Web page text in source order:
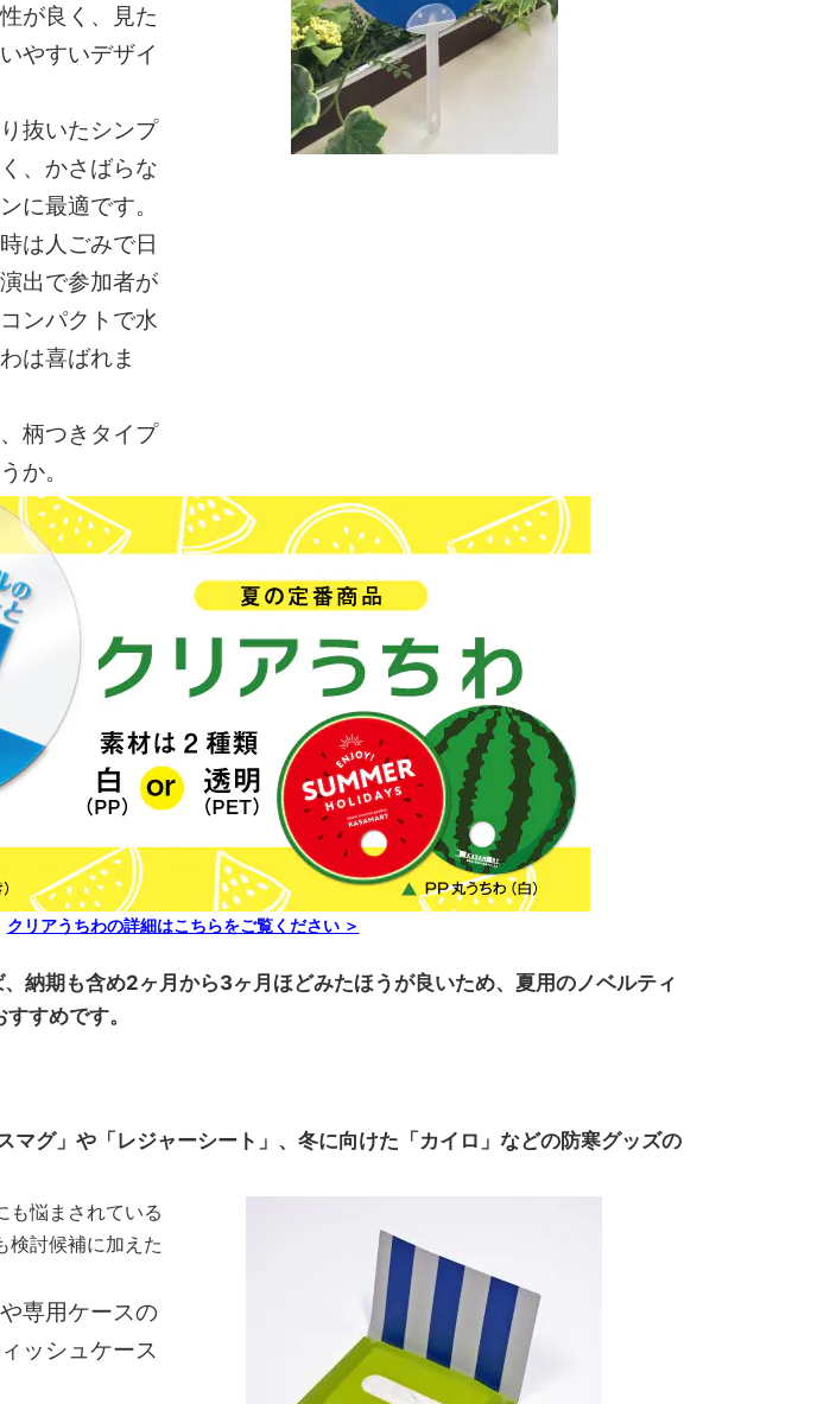
が良く、見た
やすいデザイ
抜いたシンプ
、かさばらな
に最適です。
は人ごみで日
出で参加者が
ンパクトで水
は喜ばれま
柄つきタイプ
か。
クリアうちわの詳細はこちらをご覧ください ＞
納期も含め2ヶ月から3ヶ月ほどみたほうが良いため、夏用のノベルティ
すめです。
マグ」や「レジャーシート」、冬に向けた「カイロ」などの防寒グッズの
も悩まされている
検討候補に加えた
専用ケースの
ッシュケース